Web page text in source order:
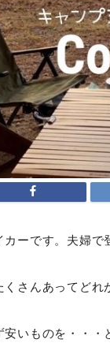
ーです。夫婦で
さんあってどれ
いものを・・